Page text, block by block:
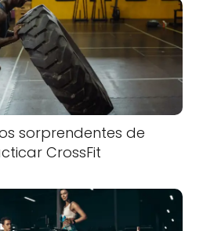
sorprendentes de
CrossFit